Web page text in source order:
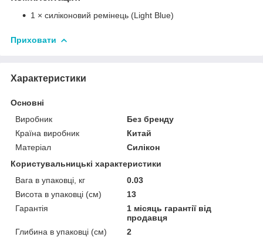
1 × силіконовий ремінець (Light Blue)
Приховати
Характеристики
Основні
Виробник
Без бренду
Країна виробник
Китай
Матеріал
Силікон
Користувальницькі характеристики
Вага в упаковці, кг
0.03
Висота в упаковці (см)
13
Гарантія
1 місяць гарантії від
продавця
Глибина в упаковці (см)
2